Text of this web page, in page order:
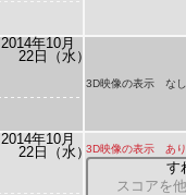
2014年10月
22日（水）
3D映像の表示 なし
2014年10月
22日（水）3D映像の表示 あり
す
スコアを